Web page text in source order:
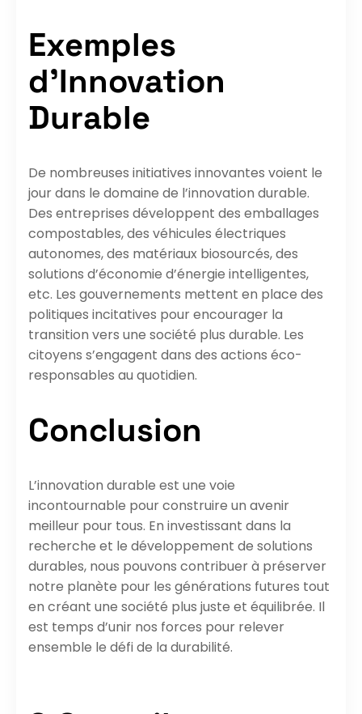
Exemples
d’Innovation
Durable
De nombreuses initiatives innovantes voient le
jour dans le domaine de l’innovation durable.
Des entreprises développent des emballages
compostables, des véhicules électriques
autonomes, des matériaux biosourcés, des
solutions d’économie d’énergie intelligentes,
etc. Les gouvernements mettent en place des
politiques incitatives pour encourager la
transition vers une société plus durable. Les
citoyens s’engagent dans des actions éco-
responsables au quotidien.
Conclusion
L’innovation durable est une voie
incontournable pour construire un avenir
meilleur pour tous. En investissant dans la
recherche et le développement de solutions
durables, nous pouvons contribuer à préserver
notre planète pour les générations futures tout
en créant une société plus juste et équilibrée. Il
est temps d’unir nos forces pour relever
ensemble le défi de la durabilité.